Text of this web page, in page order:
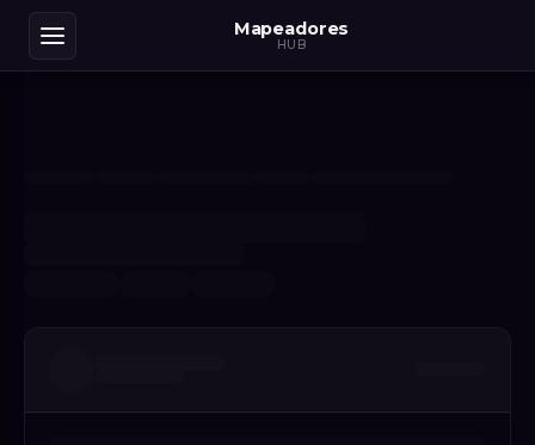
Mapeadores
HUB